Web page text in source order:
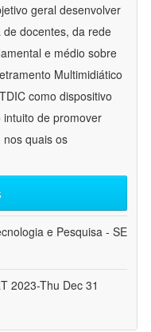
geral desenvolver
docentes, da rede
e médio sobre
Multimidiático
como dispositivo
de promover
quais os
e Pesquisa - SE
2023-Thu Dec 31